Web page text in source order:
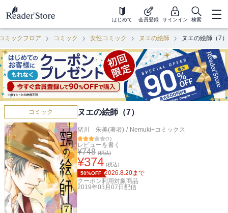
はじめて 会員登録 サインイン 検索
ミックフロア コミック 女性コミック ヌエの絵師 ヌエの絵師（7）
コミック ヌエの絵師（7）
猪川 朱美(著者) / Nemuki+コミックス
(1)
レビューを書く
¥748 (税込)
¥374 (税込)
50%OFF 2026.8.20まで
クーポン利用対象商品
2019年03月07日 配信